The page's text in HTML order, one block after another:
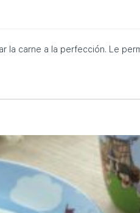
la carne a la perfección. Le